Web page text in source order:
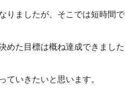
りましたが、そこでは短時間
めた目標は概ね達成できま
ていきたいと思います。